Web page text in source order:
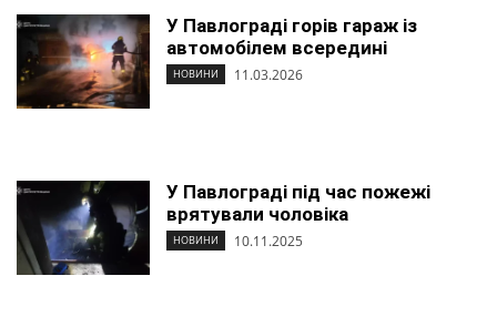
У Павлограді горів гараж із
автомобілем всередині
НОВИНИ 11.03.2026
У Павлограді під час пожежі
врятували чоловіка
НОВИНИ 10.11.2025